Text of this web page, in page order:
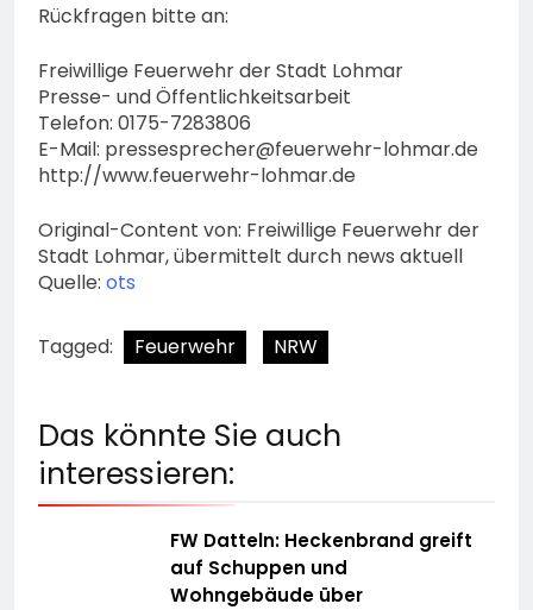
Rückfragen bitte an:
Freiwillige Feuerwehr der Stadt Lohmar
Presse- und Öffentlichkeitsarbeit
Telefon: 0175-7283806
E-Mail: pressesprecher@feuerwehr-lohmar.de
http://www.feuerwehr-lohmar.de
Original-Content von: Freiwillige Feuerwehr der
Stadt Lohmar, übermittelt durch news aktuell
Quelle: ots
Tagged: Feuerwehr NRW
Das könnte Sie auch
interessieren:
FW Datteln: Heckenbrand greift
auf Schuppen und
Wohngebäude über